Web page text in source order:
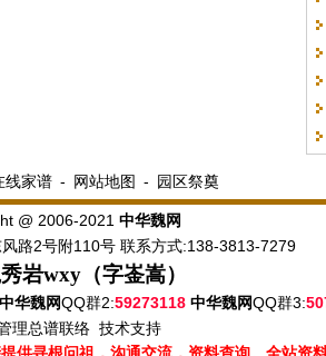
线家谱 - 网站地图 - 园区祭奠
@ 2006-2021 中华魏网
路2号附110号 联系方式:138-3813-7279
岩wxy（字崟嵩）
中华魏网QQ群2:59273118 中华魏网QQ群3:
理总谱联络 技术支持